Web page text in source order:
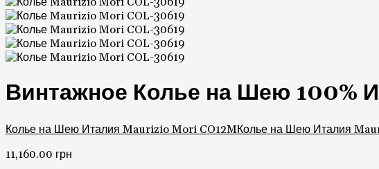
Винтажное Колье на Шею 100%
Колье на Шею Италия Maurizio Mori CO12MКолье на Шею Италия
11,160.00 грн